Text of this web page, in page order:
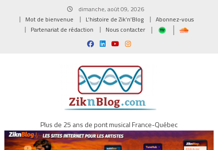
dimanche, août 09, 2026
Mot de bienvenue
L’histoire de Zik’n’Blog
Abonnez-vous
Partenariat de rédaction
Nous contacter
Plus de 25 ans de pont musical France-Québec